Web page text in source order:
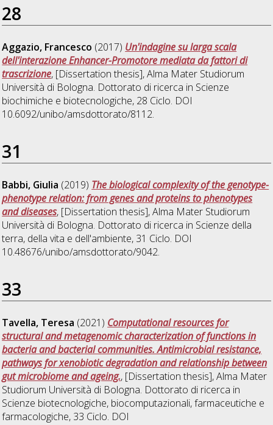
28
Aggazio, Francesco (2017) Un'indagine su larga scala
dell'interazione Enhancer-Promotore mediata da fattori di
trascrizione, [Dissertation thesis], Alma Mater Studiorum
Università di Bologna. Dottorato di ricerca in Scienze
biochimiche e biotecnologiche, 28 Ciclo. DOI
10.6092/unibo/amsdottorato/8112.
31
Babbi, Giulia (2019) The biological complexity of the genotype-
phenotype relation: from genes and proteins to phenotypes
and diseases, [Dissertation thesis], Alma Mater Studiorum
Università di Bologna. Dottorato di ricerca in Scienze della
terra, della vita e dell'ambiente, 31 Ciclo. DOI
10.48676/unibo/amsdottorato/9042.
33
Tavella, Teresa (2021) Computational resources for
structural and metagenomic characterization of functions in
bacteria and bacterial communities. Antimicrobial resistance,
pathways for xenobiotic degradation and relationship between
gut microbiome and ageing., [Dissertation thesis], Alma Mater
Studiorum Università di Bologna. Dottorato di ricerca in
Scienze biotecnologiche, biocomputazionali, farmaceutiche e
farmacologiche, 33 Ciclo. DOI